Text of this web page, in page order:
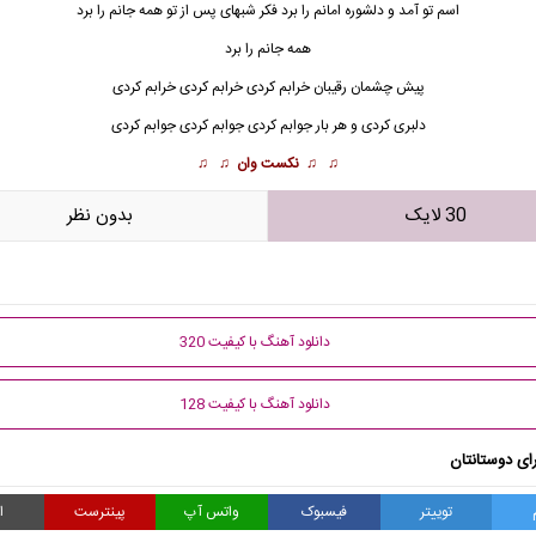
اسم تو آمد و دلشوره امانم را برد فکر شبهای پس از تو همه جانم را برد
همه جانم را برد
پیش چشمان رقیبان خرابم کردی خرابم کردی خرابم کردی
دلبری کردی و هر بار جوابم کردی جوابم کردی جوابم کردی
♫ ♫ نکست وان ♫ ♫
30 لایک بدون نظر
دانلود آهنگ با کیفیت 320
دانلود آهنگ با کیفیت 128
دوستانتان
توییتر فیسبوک واتس آپ پینترست